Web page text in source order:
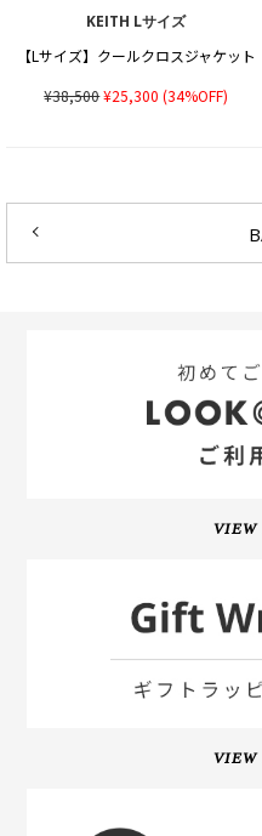
KEITH Lサイズ
【Lサイズ】クールクロスジャケット
¥38,500¥25,300 (34%OFF)
VIEW
VIEW